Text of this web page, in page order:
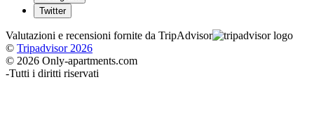
Twitter
Valutazioni e recensioni fornite da TripAdvisor
© Tripadvisor 2026
© 2026 Only-apartments.com
-Tutti i diritti riservati